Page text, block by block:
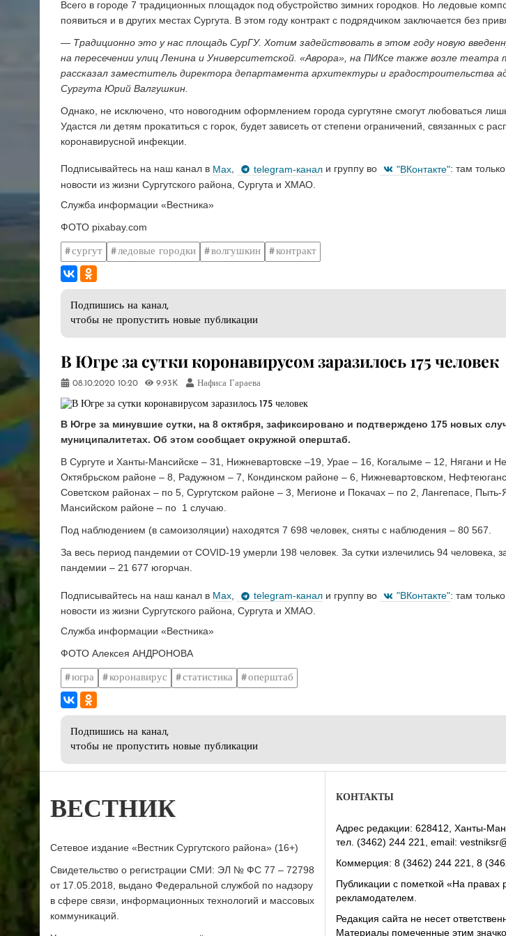
Всего в городе 7 традиционных площадок под обустройство зимних городков. Но ледовые
появиться и в других местах Сургута. В этом году контракт с подрядчиком заключается без
— Традиционно это у нас площадь СурГУ. Хотим задействовать в этом году новую
на пересечении улиц Ленина и Университетской. «Аврора», на ПИКсе также возле театра
рассказал заместитель директора департамента архитектуры и градостроительства
Сургута Юрий Валгушкин.
Однако, не исключено, что новогодним оформлением города сургутяне смогут любоваться
Удастся ли детям прокатиться с горок, будет зависеть от степени ограничений, связанных с
коронавирусной инфекции.
Подписывайтесь на наш канал в Max, telegram-канал и группу во "ВКонтакте": там
новости из жизни Сургутского района, Сургута и ХМАО.
Служба информации «Вестника»
ФОТО pixabay.com
сургут ледовые городки волгушкин контракт
Подпишись на канал,
чтобы не пропустить новые публикации
В Югре за сутки коронавирусом заразилось 175 человек
08.10.2020 10:20 9.93K Нафиса Гараева
В Югре за минувшие сутки, на 8 октября, зафиксировано и подтверждено 175 новых
муниципалитетах. Об этом сообщает окружной оперштаб.
В Сургуте и Ханты-Мансийске – 31, Нижневартовске –19, Урае – 16, Когалыме – 12, Нягани и
Октябрьском районе – 8, Радужном – 7, Кондинском районе – 6, Нижневартовском,
Советском районах – по 5, Сургутском районе – 3, Мегионе и Покачах – по 2, Лангепасе, Пыть-
Мансийском районе – по 1 случаю.
Под наблюдением (в самоизоляции) находятся 7 698 человек, сняты с наблюдения – 80 567.
За весь период пандемии от COVID-19 умерли 198 человек. За сутки излечились 94 человека,
пандемии – 21 677 югорчан.
Подписывайтесь на наш канал в Max telegram-канал и группу во "ВКонтакте": там
новости из жизни Сургутского района, Сургута и ХМАО.
Служба информации «Вестника»
ФОТО Алексея АНДРОНОВА
югра коронавирус статистика оперштаб
Подпишись на канал,
чтобы не пропустить новые публикации
ВЕСТНИК
Сетевое издание «Вестник Сургутского района» (16+)
Свидетельство о регистрации СМИ: ЭЛ № ФС 77 – 72798
от 17.05.2018, выдано Федеральной службой по надзору
в сфере связи, информационных технологий и массовых
коммуникаций.
КОНТАКТЫ
Адрес редакции: 628412, Ханты-
тел. (3462) 244 221, email:
Коммерция: 8 (3462) 244 221, 8
Публикации с пометкой «На
рекламодателем.
Редакция сайта не несет
Материалы помеченные этим